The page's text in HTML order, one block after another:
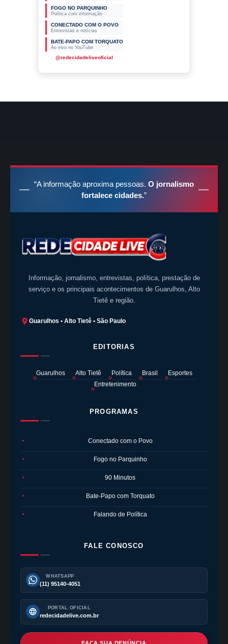
FOGO NO PARQUINHO
Política com informação
CONECTADO COM O POVO
Entrevistas e notícias
BATE-PAPO COM TORQUATO
Ao vivo no YouTube
@redecidadeliveoficial
“A informação aproxima pessoas. O jornalismo
fortalece cidades.”
Informação, jornalismo, entrevistas, política, prestação de
serviço e os principais acontecimentos de Guarulhos, Alto
Tietê e região.
Guarulhos • Alto Tietê • São Paulo
EDITORIAS
Guarulhos Alto Tietê Política Brasil
Esportes
Entretenimento
PROGRAMAS
● Conectado com o Povo
● Fogo no Parquinho
● 90 Minutos
● Bate-Papo com Torquato
● Falando de Política
FALE CONOSCO
WHATSAPP
(11) 95140-4051
PORTAL OFICIAL
redecidadelive.com.br